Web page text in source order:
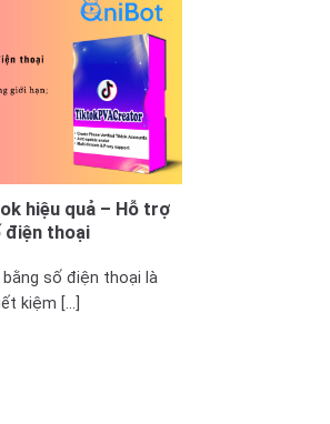
hiệu quả – Hỗ trợ
điện thoại
số điện thoại là
kiệm [...]